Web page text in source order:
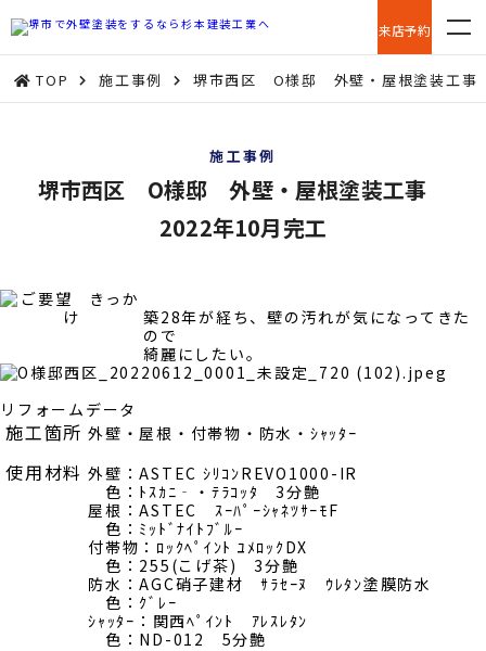
来店予約
TOP 施工事例 堺市西区 O様邸 外壁・屋根塗装工
施工事例
堺市西区 O様邸 外壁・屋根塗装工事
2022年10月完工
築28年が経ち、壁の汚れが気になってきた
ので
綺麗にしたい。
リフォームデータ
施工箇所 外壁・屋根・付帯物・防水・ｼｬｯﾀｰ
使用材料 外壁：ASTEC ｼﾘｺﾝREVO1000-IR
色：ﾄｽｶﾆ‐・ﾃﾗｺｯﾀ 3分艶
屋根：ASTEC ｽｰﾊﾟｰｼｬﾈﾂｻｰﾓF
色：ﾐｯﾄﾞﾅｲﾄﾌﾞﾙｰ
付帯物：ﾛｯｸﾍﾟｲﾝﾄ ﾕﾒﾛｯｸDX
色：255(こげ茶) 3分艶
防水：AGC硝子建材 ｻﾗｾｰﾇ ｳﾚﾀﾝ塗膜防水
色：ｸﾞﾚｰ
ｼｬｯﾀｰ：関西ﾍﾟｲﾝﾄ ｱﾚｽﾚﾀﾝ
色：ND-012 5分艶